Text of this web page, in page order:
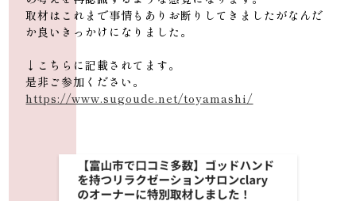
取材はこれまで事情もありお断りしてきましたがなんだ
か良いきっかけになりました。
↓こちらに記載されてます。
是非ご参加ください。
https://www.sugoude.net/toyamashi/